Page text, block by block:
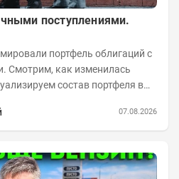
поступлениями.
портфель облигаций с
Смотрим, как изменилась
состав портфеля в
07.08.2026